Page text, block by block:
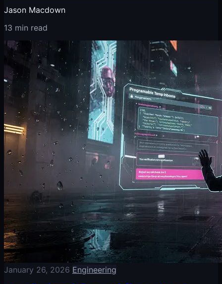
Jason Macdown
13 min read
January 26, 2026 Engineering